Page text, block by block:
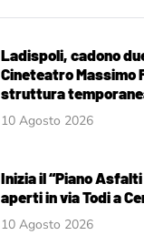
Ladispoli, cadono
Cineteatro Massimo
struttura
10 Agosto 2026
Inizia il “Piano
aperti in via Todi a
10 Agosto 2026